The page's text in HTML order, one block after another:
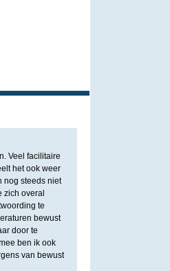
Veel facilitaire
het ook weer
nog steeds niet
zich overal
te
bewust
door te
ben ik ook
van bewust